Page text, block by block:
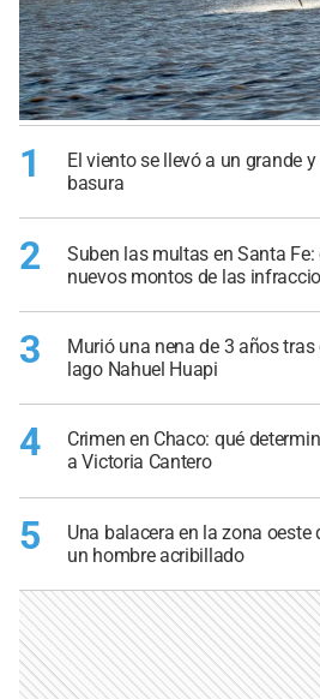
1
El viento se llevó a un grande
basura
2
Suben las multas en Santa
nuevos montos de las
3
Murió una nena de 3 años
lago Nahuel Huapi
4
Crimen en Chaco: qué
a Victoria Cantero
5
Una balacera en la zona oeste
un hombre acribillado